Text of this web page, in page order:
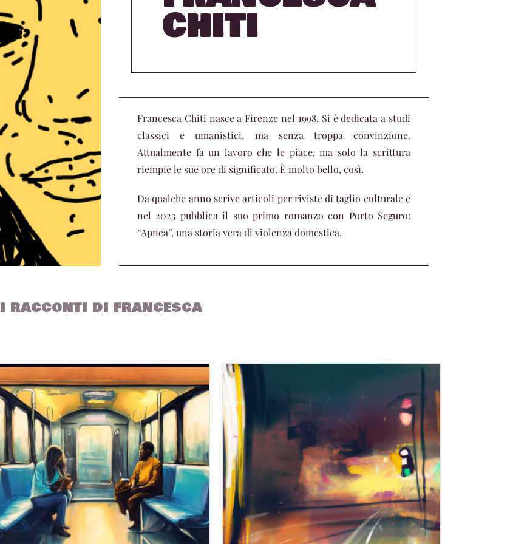
CHITI
Francesca Chiti nasce a Firenze nel 1998. Si è dedicata a studi
classici e umanistici, ma senza troppa convinzione.
Attualmente fa un lavoro che le piace, ma solo la scrittura
riempie le sue ore di significato. È molto bello, così.
Da qualche anno scrive articoli per riviste di taglio culturale e
nel 2023 pubblica il suo primo romanzo con Porto Seguro:
“Apnea”, una storia vera di violenza domestica.
I RACCONTI DI FRANCESCA